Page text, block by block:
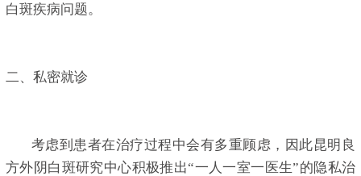
白斑疾病问题。
二、私密就诊
考虑到患者在治疗过程中会有多重顾虑，因此昆明良
方外阴白斑研究中心积极推出“一人一室一医生”的隐私治